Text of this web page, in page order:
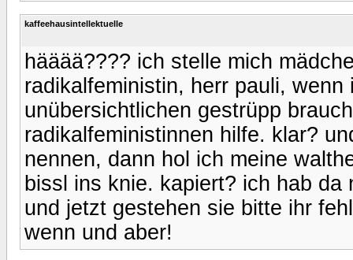
kaffeehausintellektuelle
hääää???? ich stelle mich
radikalfeministin, herr pauli,
unübersichtlichen gestrüpp
radikalfeministinnen hilfe. klar?
nennen, dann hol ich meine
bissl ins knie. kapiert? ich hab
und jetzt gestehen sie bitte ihr
wenn und aber!